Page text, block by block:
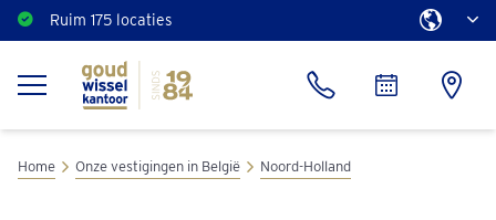
Ruim 175 locaties
Home Onze vestigingen in België Noord-Holland